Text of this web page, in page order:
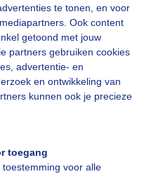
te tonen, en voor
Ook content
getoond met jouw
partners gebruiken cookies
advertentie- en
en ontwikkeling van
kunnen ook je precieze
toegang
voor alle